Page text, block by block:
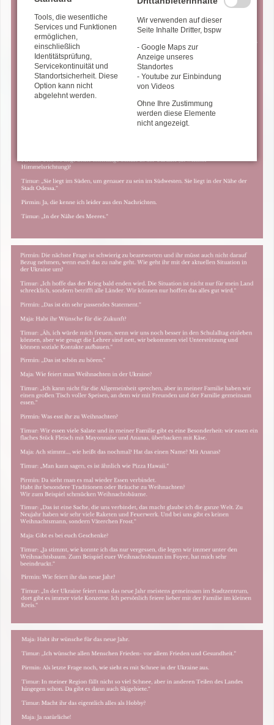
Tools, die wesentliche
Services und Funktionen
ermöglichen,
einschließlich
Identitätsprüfung,
Servicekontinuität und
Standortsicherheit. Diese
Option kann nicht
abgelehnt werden.
Wir verwenden auf dieser
Seite Inhalte Dritter, bspw
- Google Maps zur
Anzeige unseres
Standortes
- Youtube zur Einbindung
von Videos
Ohne Ihre Zustimmung
werden diese Elemente
nicht angezeigt.